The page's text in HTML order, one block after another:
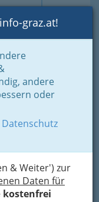
Login Toggle
graz.at!
andere
oder
Datenschutz
& Weiter') zur
Daten für
kostenfrei
zur